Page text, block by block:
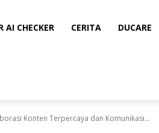
AI CHECKER CERITA DUCARE
Konten Terpercaya dan Komunikasi...